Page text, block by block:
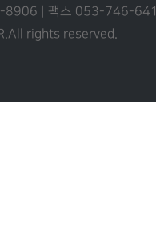
| 팩스 053-746-
All rights reserved.